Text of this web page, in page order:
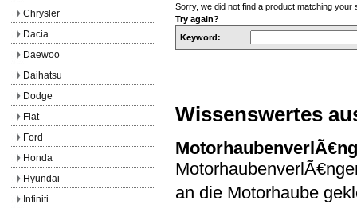
Sorry, we did not find a product matching your
Try again?
Keyword:
Wissenswertes
an die Motorhaube
Chrysler
Dacia
Daewoo
Daihatsu
Dodge
Fiat
Ford
Honda
Hyundai
Infiniti